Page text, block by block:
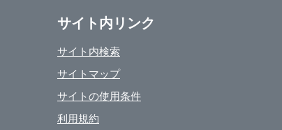
サイト内リンク
サイト内検索
サイトマップ
サイトの使用条件
利用規約